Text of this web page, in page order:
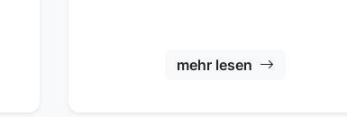
mehr lesen